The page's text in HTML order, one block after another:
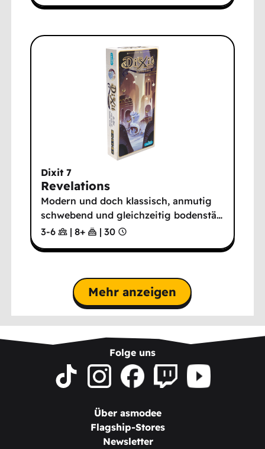
Dixit 7
Revelations
Modern und doch klassisch, anmutig
schwebend und gleichzeitig bodenstä…
3-6
| 8+ | 30
Mehr anzeigen
Folge uns
Über asmodee
Flagship-Stores
Newsletter